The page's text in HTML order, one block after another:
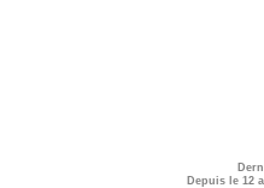
Depuis le 12